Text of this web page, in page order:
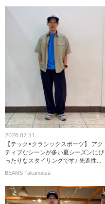
2026.07.31
【テック×クラシックスポーツ】 アク
ティブなシーンが多い夏シーズンにぴ
ったりなスタイリングです♪ 先進性...
BEAMS Takamatsu